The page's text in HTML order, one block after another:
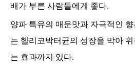
배가 부른 사람들에게 좋다.
양파 특유의 매운맛과 자극적인
는 헬리코박터균의 성장을 막아
는 효과까지 있다.